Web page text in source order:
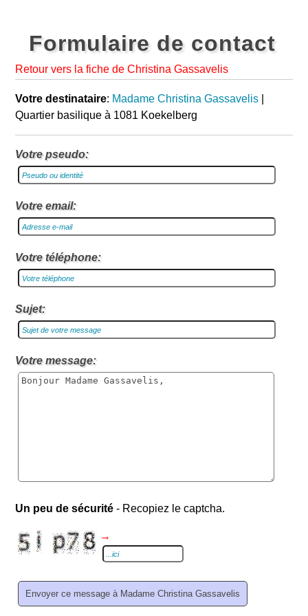
Formulaire de contact
Retour vers la fiche de Christina Gassavelis
Votre destinataire: Madame Christina Gassavelis
Quartier basilique à 1081 Koekelberg
Votre pseudo:
Votre email:
Votre téléphone:
Sujet:
Votre message:
Un peu de sécurité - Recopiez le captcha.
→